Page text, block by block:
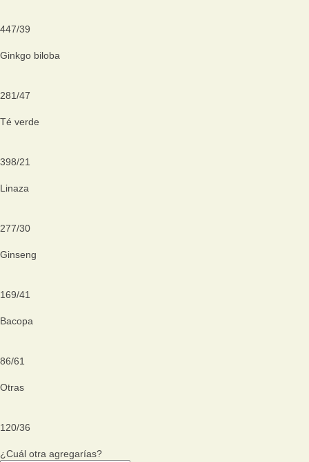
447/39
Ginkgo biloba
281/47
Té verde
398/21
Linaza
277/30
Ginseng
169/41
Bacopa
86/61
Otras
120/36
¿Cuál otra agregarías?